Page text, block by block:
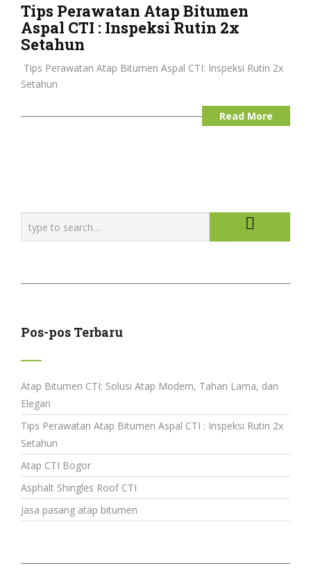
Tips Perawatan Atap Bitumen
Aspal CTI : Inspeksi Rutin 2x
Setahun
️ Tips Perawatan Atap Bitumen Aspal CTI: Inspeksi Rutin 2x
Setahun
Read More
Pos-pos Terbaru
Atap Bitumen CTI: Solusi Atap Modern, Tahan Lama, dan
Elegan
Tips Perawatan Atap Bitumen Aspal CTI : Inspeksi Rutin 2x
Setahun
Atap CTI Bogor
Asphalt Shingles Roof CTI
Jasa pasang atap bitumen